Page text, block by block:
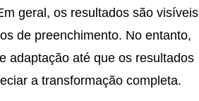
geral, os resultados são visíveis
de preenchimento. No entanto,
adaptação até que os resultados
a transformação completa.